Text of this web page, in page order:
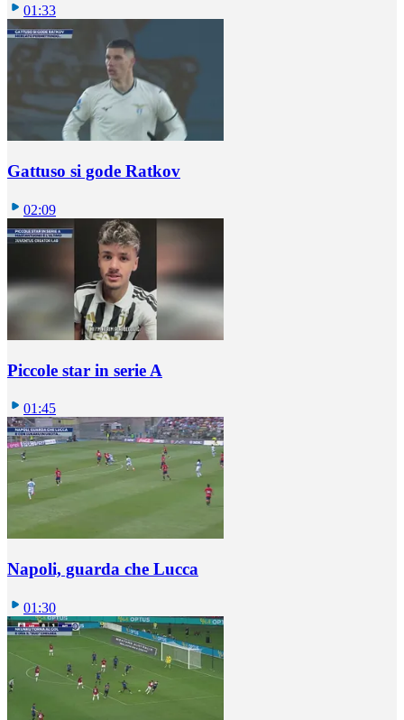
01:33
Gattuso si gode Ratkov
02:09
Piccole star in serie A
01:45
Napoli, guarda che Lucca
01:30